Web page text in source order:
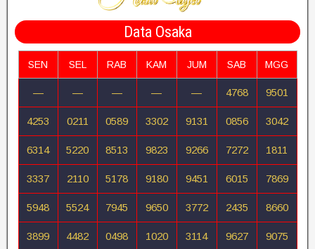
Data Osaka
SEN SEL RAB KAM JUM SAB MGG
— — — — — 4768 9501
4253 0211 0589 3302 9131 0856 3042
6314 5220 8513 9823 9266 7272 1811
3337 2110 5178 9180 9451 6015 7869
5948 5524 7945 9650 3772 2435 8660
3899 4482 0498 1020 3114 9627 9075